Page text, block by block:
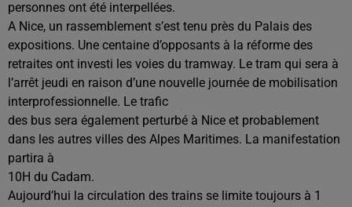
personnes ont été interpellées.
A Nice, un rassemblement s’est tenu près du Palais des
expositions. Une centaine d’opposants à la réforme des
retraites ont investi les voies du tramway. Le tram qui sera à
l’arrêt jeudi en raison d’une nouvelle journée de mobilisation
interprofessionnelle. Le trafic
des bus sera également perturbé à Nice et probablement
dans les autres villes des Alpes Maritimes. La manifestation
partira à
10H du Cadam.
Aujourd’hui la circulation des trains se limite toujours à 1